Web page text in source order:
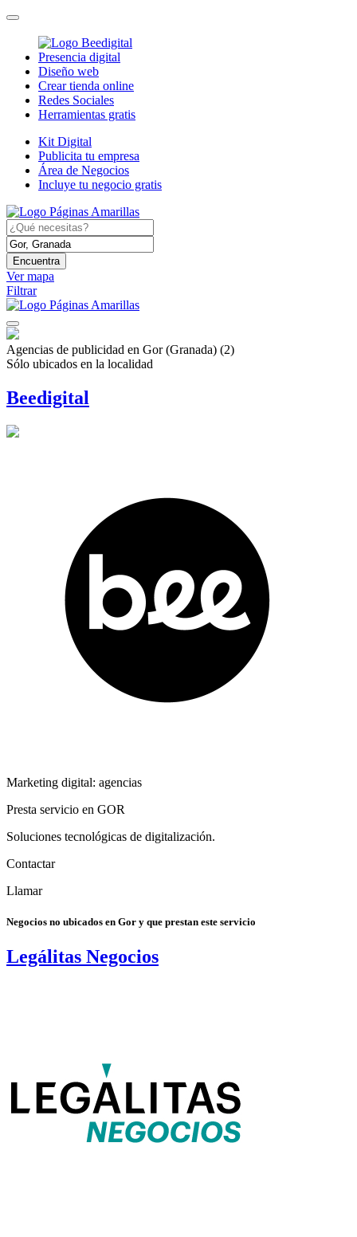
Presencia digital
Diseño web
Crear tienda online
Redes Sociales
Herramientas gratis
Kit Digital
Publicita tu empresa
Área de Negocios
Incluye tu negocio gratis
Encuentra
Ver mapa
Filtrar
Agencias de publicidad en Gor (Granada) (2)
Sólo ubicados en la localidad
Beedigital
Marketing digital: agencias
Presta servicio en GOR
Soluciones tecnológicas de digitalización.
Contactar
Llamar
Negocios no ubicados en Gor y que prestan este servicio
Legálitas Negocios